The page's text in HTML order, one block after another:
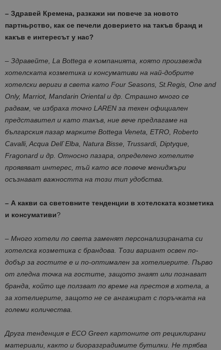
– Здравей Кремена, разкажи ни повече за новото
партньрство, как се печели доверието на такъв бранд и
какъв е интересът у нас?
– Здравейте, La Bottega е компанията, която произвежда
хотелската козметика и консумативи на най-добрите
хотелски вериги в света като Four Seasons, St.Regis, One and
Only, Marriot, Mandarin Oriental и др. Страшно много се
радвам, че избраха точно LAREN за техен официален
представител и като такъв, ние вече предлагаме на
българския пазар марките Bottega Veneta, ETRO, Roberto
Cavalli, Acqua Dell`Elba, Natura Bisse, Trussardi, Diptyque,
Fragonard и др. Относно пазара, определено хотелите
проявяват интерес, тъй като все повече мениджъри
осъзнават важността на този тип удобства.
– А какви са световните тенденции в хотелската козметика
и консумативи?
– Много хотели по света заменят персонализираната си
хотелска козметика с брандова. Този вариант освен по-
добър за гостите е и по-оптимален за хотелиерите. Първо
от гледна точка на гостите, защото знаят или познават
бранда, който ще ползват по време на престоя в хотела, а
за хотелиерите, защото не се ангажират с поръчката на
големи количества.
Друга тенденция е ECO Green картоните от рециклирани
материали, както и биоразградимите бутилки. Не трябва